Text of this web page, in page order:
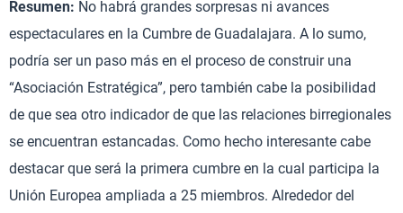
Resumen: No habrá grandes sorpresas ni avances
espectaculares en la Cumbre de Guadalajara. A lo sumo,
podría ser un paso más en el proceso de construir una
“Asociación Estratégica”, pero también cabe la posibilidad
de que sea otro indicador de que las relaciones birregionales
se encuentran estancadas. Como hecho interesante cabe
destacar que será la primera cumbre en la cual participa la
Unión Europea ampliada a 25 miembros. Alrededor del